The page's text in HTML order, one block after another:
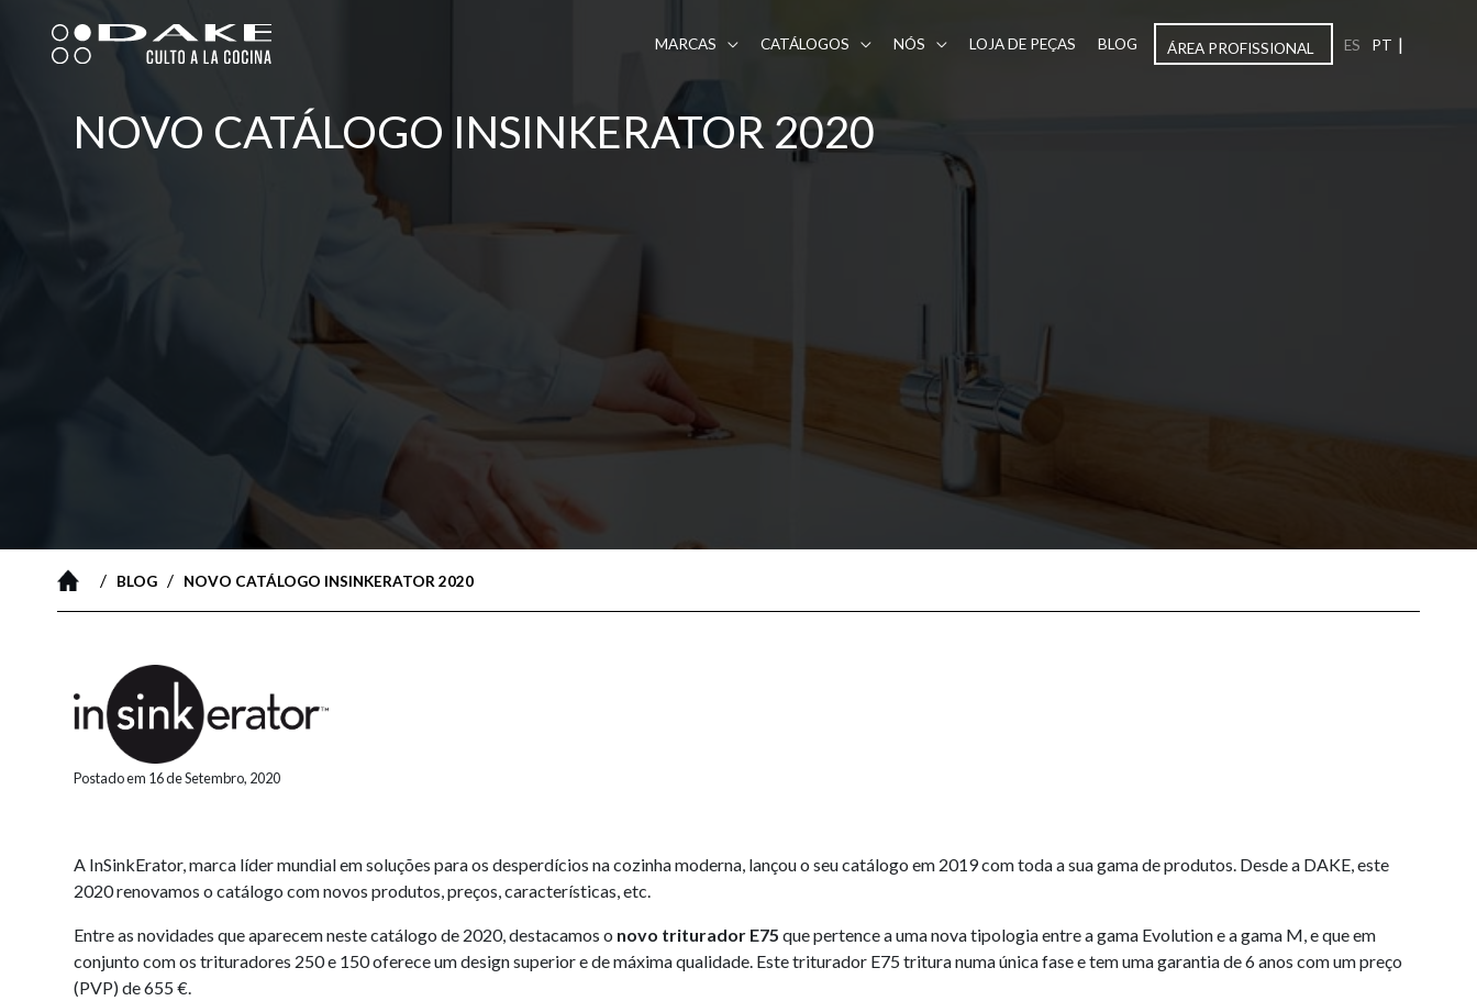
content
MARCAS CATÁLOGOS NÓS LOJA DE PEÇAS BLOG ÁREA PROFISSIONAL ES PT |
NOVO CATÁLOGO INSINKERATOR 2020
/ BLOG / NOVO CATÁLOGO INSINKERATOR 2020
Postado em 16 de Setembro, 2020
A InSinkErator, marca líder mundial em soluções para os desperdícios na cozinha moderna, lançou o seu catálogo em 2019 com toda a sua gama de produtos. Desde a DAKE, este
2020 renovamos o catálogo com novos produtos, preços, características, etc.
Entre as novidades que aparecem neste catálogo de 2020, destacamos o novo triturador E75 que pertence a uma nova tipologia entre a gama Evolution e a gama M, e que em
conjunto com os trituradores 250 e 150 oferece um design superior e de máxima qualidade. Este triturador E75 tritura numa única fase e tem uma garantia de 6 anos com um preço
(PVP) de 655 €.